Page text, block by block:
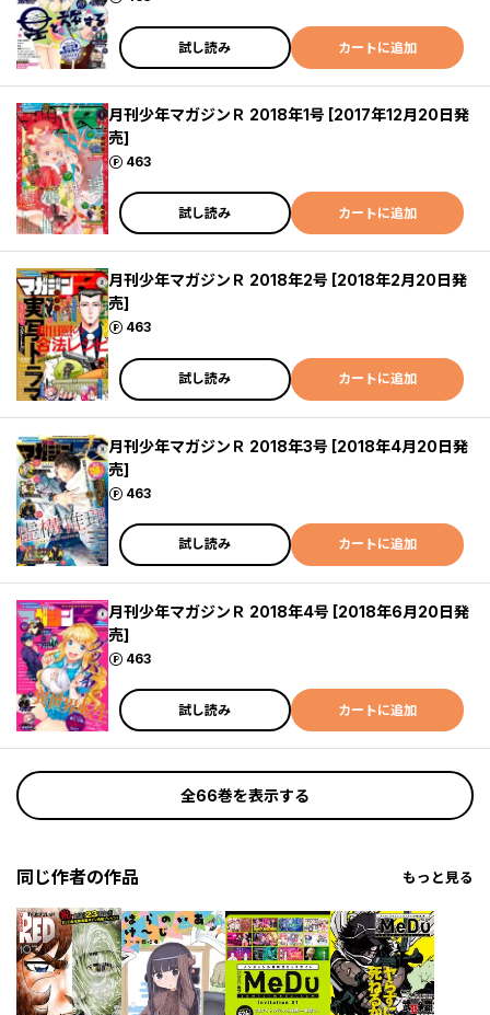
試し読み カートに追加
月刊少年マガジンＲ 2018年1号 [2017年12月20日発
売]
463
ポイント
試し読み カートに追加
月刊少年マガジンＲ 2018年2号 [2018年2月20日発
売]
463
ポイント
試し読み カートに追加
月刊少年マガジンＲ 2018年3号 [2018年4月20日発
売]
463
ポイント
試し読み カートに追加
月刊少年マガジンＲ 2018年4号 [2018年6月20日発
売]
463
ポイント
試し読み カートに追加
全66巻を表示する
同じ作者の作品 もっと見る